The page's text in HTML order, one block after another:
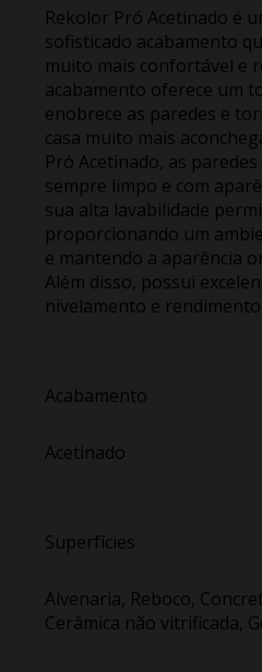
Rekolor Pró Acetinado é
sofisticado acabamento
muito mais confortável e
acabamento oferece um
enobrece as paredes e
casa muito mais
Pró Acetinado, as
sempre limpo e com
sua alta lavabilidade
proporcionando um
e mantendo a aparência
Além disso, possui
nivelamento e rendimento.
Acabamento
Acetinado
Superfícies
Alvenaria, Reboco,
Cerâmica não vitrificada,